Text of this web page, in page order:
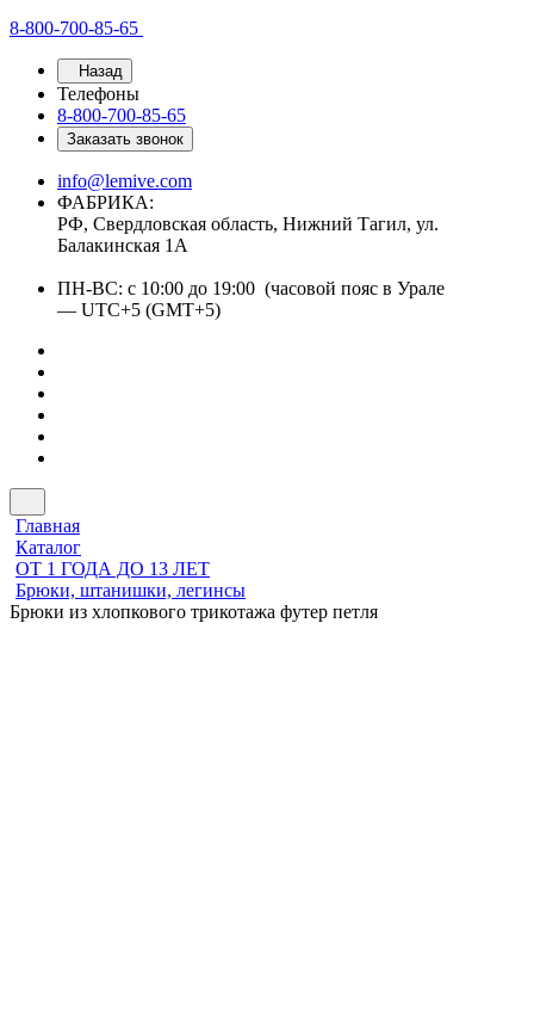
8-800-700-85-65
Назад
Телефоны
8-800-700-85-65
Заказать звонок
info@lemive.com
ФАБРИКА:
РФ, Свердловская область, Нижний Тагил, ул.
Балакинская 1А
ПН-ВС: с 10:00 до 19:00 (часовой пояс в Урале
— UTC+5 (GMT+5)
Главная
Каталог
ОТ 1 ГОДА ДО 13 ЛЕТ
Брюки, штанишки, легинсы
Брюки из хлопкового трикотажа футер петля